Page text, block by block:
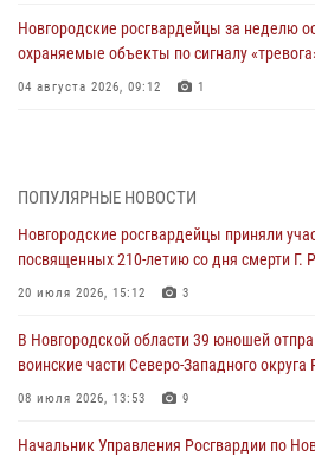
Новгородские росгвардейцы за неделю
охраняемые объекты по сигналу
04 августа 2026, 09:12 1
В Великом Новгороде сотрудники центра
разрешительной работы Росгвардии
30 июля 2026, 14:36 1
Новгородские росгвардейцы рассказали
30 июля 2026, 08:40 5
ПОПУЛЯРНЫЕ НОВОСТИ
Новгородские росгвардейцы приняли
посвященных 210-летию со дня смерти Г.
20 июля 2026, 15:12 3
В Новгородской области 39 юношей
воинские части Северо-Западного округа
08 июля 2026, 13:53 9
Начальник Управления Росгвардии по